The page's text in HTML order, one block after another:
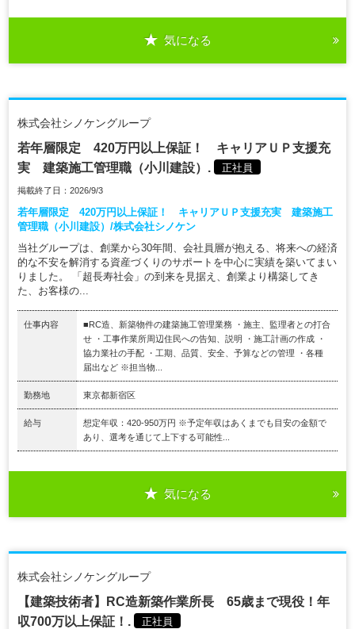
気になる
株式会社シノケングループ
若年層限定 420万円以上保証！ キャリアＵＰ支援充
実 建築施工管理職（小川建設）.
正社員
掲載終了日：2026/9/3
若年層限定 420万円以上保証！ キャリアＵＰ支援充実 建築施工
管理職（小川建設）/株式会社シノケン
当社グループは、創業から30年間、会社員層が抱える、将来への経済
的な不安を解消する資産づくりのサポートを中心に実績を築いてまい
りました。 「超長寿社会」の到来を見据え、創業より構築してき
た、お客様の...
仕事内容
■RC造、新築物件の建築施工管理業務 ・施主、監理者との打合
せ ・工事作業所周辺住民への告知、説明 ・施工計画の作成 ・
協力業社の手配 ・工期、品質、安全、予算などの管理 ・各種
届出など ※担当物...
勤務地 東京都新宿区
給与
想定年収：420-950万円 ※予定年収はあくまでも目安の金額で
あり、選考を通じて上下する可能性...
気になる
株式会社シノケングループ
【建築技術者】RC造新築作業所長 65歳まで現役！年
収700万以上保証！.
正社員